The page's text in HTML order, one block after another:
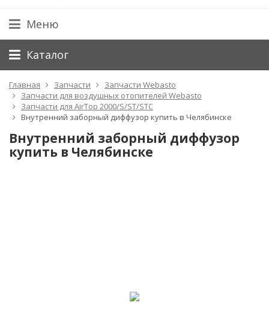
Меню
Каталог
Главная Запчасти
Запчасти Webasto
Запчасти для воздушных отопителей Webasto
Запчасти для AirTop 2000/S/ST/STC
Внутренний заборный диффузор купить в Челябинске
Внутренний заборный диффузор
купить в Челябинске